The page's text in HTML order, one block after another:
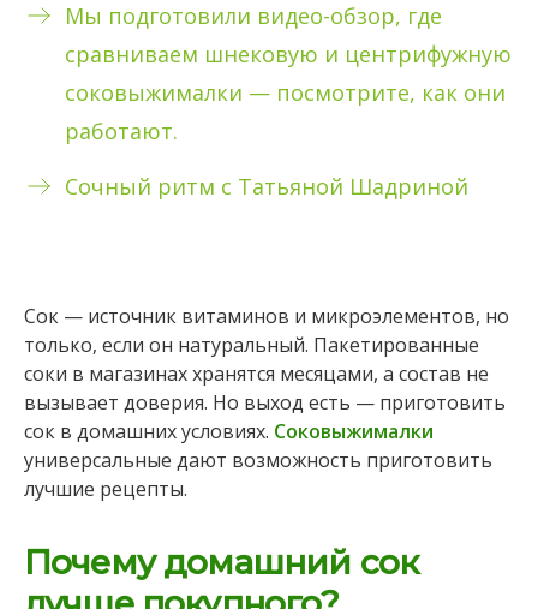
Мы подготовили видео-обзор, где
сравниваем шнековую и центрифужную
соковыжималки — посмотрите, как они
работают.
Сочный ритм с Татьяной Шадриной
Сок — источник витаминов и микроэлементов, но
только, если он натуральный. Пакетированные
соки в магазинах хранятся месяцами, а состав не
вызывает доверия. Но выход есть — приготовить
сок в домашних условиях. Соковыжималки
универсальные дают возможность приготовить
лучшие рецепты.
Почему домашний сок